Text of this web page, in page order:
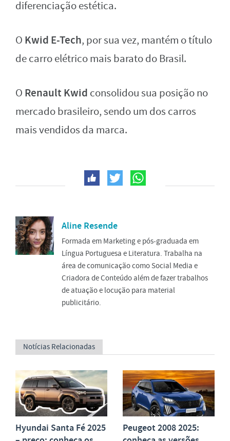
diferenciação estética.
O Kwid E-Tech, por sua vez, mantém o título
de carro elétrico mais barato do Brasil.
O Renault Kwid consolidou sua posição no
mercado brasileiro, sendo um dos carros
mais vendidos da marca.
Aline Resende
Formada em Marketing e pós-graduada em
Língua Portuguesa e Literatura. Trabalha na
área de comunicação como Social Media e
Criadora de Conteúdo além de fazer trabalhos
de atuação e locução para material
publicitário.
Notícias Relacionadas
Hyundai Santa Fé 2025
Peugeot 2008 2025: